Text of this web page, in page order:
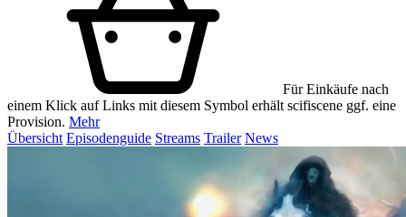
Für Einkäufe nach
einem Klick auf Links mit diesem Symbol erhält scifiscene ggf. eine
Provision. Mehr
Übersicht Episodenguide Streams Trailer News